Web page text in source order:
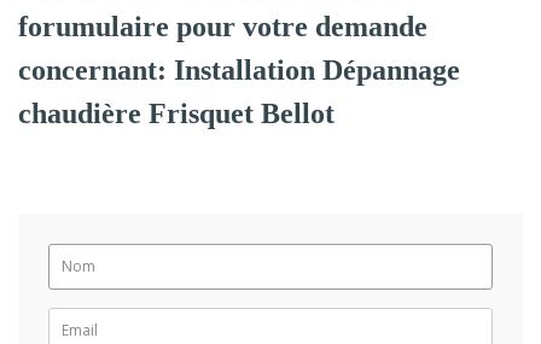
forumulaire pour votre demande
concernant: Installation Dépannage
chaudière Frisquet Bellot